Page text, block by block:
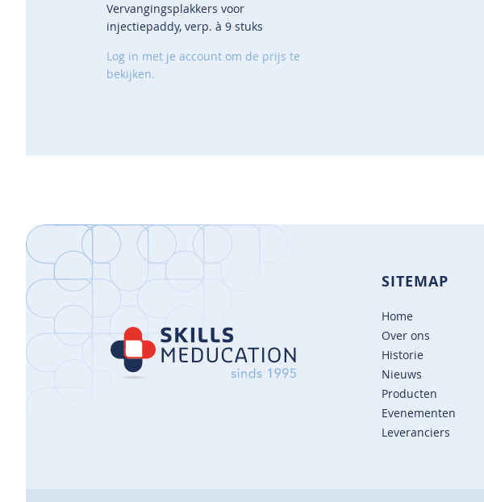
VOEG
TOE
VERLANGLIJST
Vervangingsplakkers voor
injectiepaddy, verp. à 9 stuks
Log in met je account om de prijs te
bekijken.
SITEMAP
Home
Over ons
Historie
Nieuws
Producten
Evenementen
Leveranciers